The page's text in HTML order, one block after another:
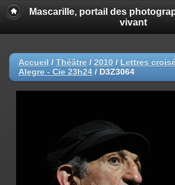
Mascarille, portail des
vivant
Accueil / Théâtre / 2010 / Lettres
Alegre - Cie 23h24 / D3Z3064